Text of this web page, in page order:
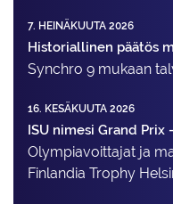
7. HEINÄKUUTA 2026
Historiallinen päätös
Synchro 9 mukaan
16. KESÄKUUTA 2026
ISU nimesi Grand
Olympiavoittajat ja
Finlandia Trophy